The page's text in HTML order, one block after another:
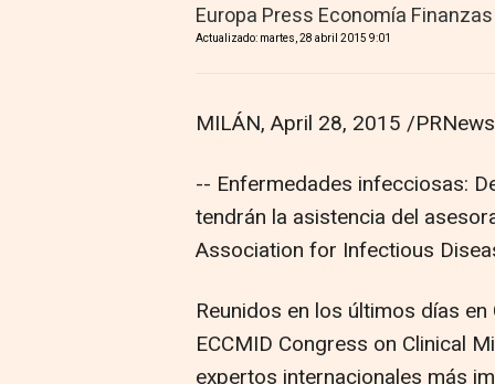
Europa Press Economía Finanzas
Actualizado: martes, 28 abril 2015 9:01
MILÁN, April 28, 2015 /
-- Enfermedades infecciosas:
tendrán la asistencia del
Association for Infectious
Reunidos en los últimos días
ECCMID Congress on Clinical
expertos internacionales más